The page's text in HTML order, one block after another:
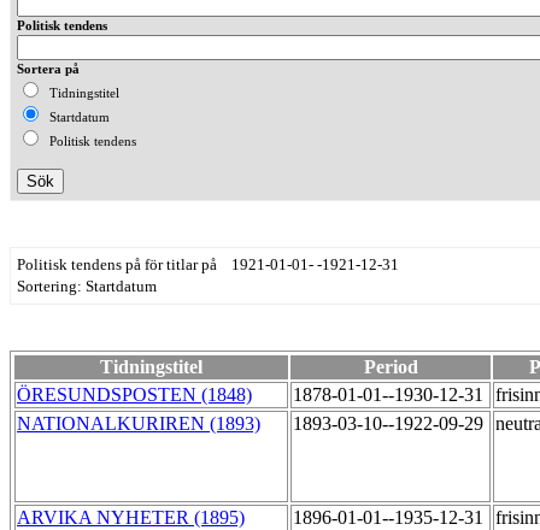
Politisk tendens
Sortera på
Tidningstitel
Startdatum
Politisk tendens
Politisk tendens på för titlar på 1921-01-01- -1921-12-31
Sortering: Startdatum
Tidningstitel Period
ÖRESUNDSPOSTEN (1848)
1878-01-01--1930-12-31
NATIONALKURIREN (1893)
1893-03-10--1922-09-29
ARVIKA NYHETER (1895) 1896-01-01--1935-12-31